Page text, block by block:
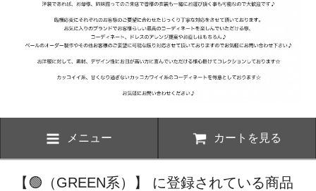
メニュー カートを見る
【🟢（GREEN系）】 に登録されている商品